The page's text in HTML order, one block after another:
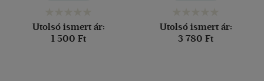
Utolsó ismert ár:
1 500 Ft
Utolsó ismert ár:
3 780 Ft